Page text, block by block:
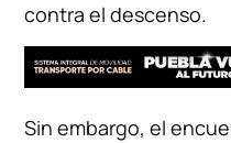
contra el descenso.
Sin embargo, el